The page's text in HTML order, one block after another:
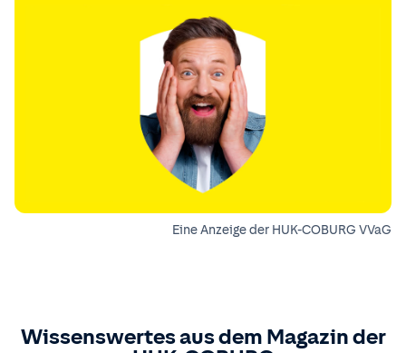
Eine Anzeige der HUK-COBURG VVaG
Wissenswertes aus dem Magazin der